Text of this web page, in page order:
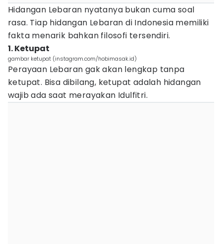
Hidangan Lebaran nyatanya bukan cuma soal
rasa. Tiap hidangan Lebaran di Indonesia memiliki
fakta menarik bahkan filosofi tersendiri.
1. Ketupat
gambar ketupat (instagram.com/hobimasak.id)
Perayaan Lebaran gak akan lengkap tanpa
ketupat. Bisa dibilang, ketupat adalah hidangan
wajib ada saat merayakan Idulfitri.